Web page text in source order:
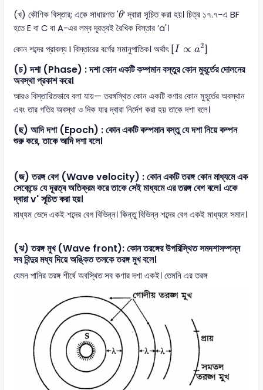
(খ) কৌণিক বিস্তার; একে সাধারণত 'θ
θ‘ দ্বারা সূচিত করা হয়। চিত্র ১৭.৭-এ BF
হতে E বা C বা A-এর লম্ব দূরত্বই রৈখিক বিস্তার ’a'।
কোন শব্দের প্রাবল্য I বিস্তারের বর্গের সমানুপাতিক। অর্থাৎ [I ∝ a2
I∝ ]
(চ) দশা (Phase) : দশা কোন একটি কম্পমান বস্তুর কোন মুহূর্তের দোলনের
অবস্থা প্রকাশ করে।
আরও বিস্তারিতভাবে বলা যায়— তরঙ্গস্থিত কোন একটি কণার কোন মুহূর্তের অবস্থান
এবং তার গতির অবস্থা ও দিক যার দ্বারা নির্দেশ করা হয় তাকে দশা বলে।
(ছ) আদি দশা (Epoch) : কোন একটি কম্পমান বস্তু যে দশা নিয়ে কম্পন
শুরু করে, তাকে আদি দশা বলে।
(জ) তরঙ্গ বেগ (Wave velocity) : কোন একটি তরঙ্গ কোন মাধ্যমে এক
সেকেন্ডে যে দূরত্ব অতিক্রম করে তাকে সেই মাধ্যমে এর তরঙ্গ বেগ বলে। একে
দ্বারা v' সূচিত করা হয়।
মাধ্যম ভেদে একই শব্দের বেগ বিভিন্ন। কিন্তু বিভিন্ন শব্দের বেগ একই মাধ্যমে সমান।
(ঝ) তরঙ্গ মুখ (Wave front): কোন তরঙ্গের উপরিস্থিত সমদশাসম্পন্ন
সব বিন্দুর মধ্য দিয়ে অঙ্কিত তলকে তরঙ্গ মুখ বলে।
যেমন পানির তরঙ্গ শীর্ষে অবস্থিত সব কণার দশা একই। তেমনি এর তরঙ্গ